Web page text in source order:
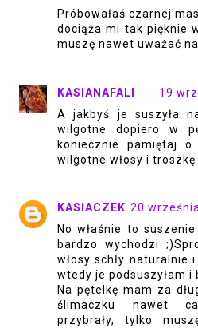
Próbowałaś czarnej
dociąża mi tak pięknie
muszę nawet uważać
KASIANAFALI
19
A jakbyś je suszyła
wilgotne dopiero w
koniecznie pamiętaj
wilgotne włosy i troszkę
KASIACZEK 20
No właśnie to
bardzo wychodzi
włosy schły naturalnie
wtedy je podsuszyłam i
Na pętelkę mam za
ślimaczku nawet
przybrały, tylko